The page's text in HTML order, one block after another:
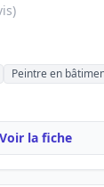
Peintre en
Voir la fiche